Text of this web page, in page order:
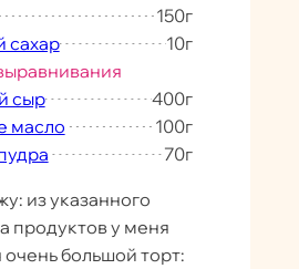
150г
сахар
10г
сыр
400г
масло
100г
70г
из указанного
продуктов у меня
очень большой торт: